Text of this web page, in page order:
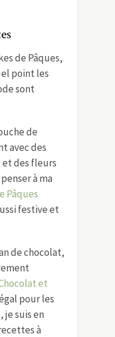
de Pâques,
point les
sont
de
avec des
des fleurs
à ma
Pâques
festive et
de chocolat,
et
pour les
je suis en
à